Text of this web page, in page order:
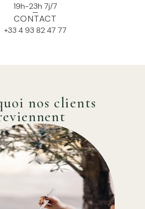
19h-23h 7j/7
CONTACT
+33 4 93 82 47 77
nos clients